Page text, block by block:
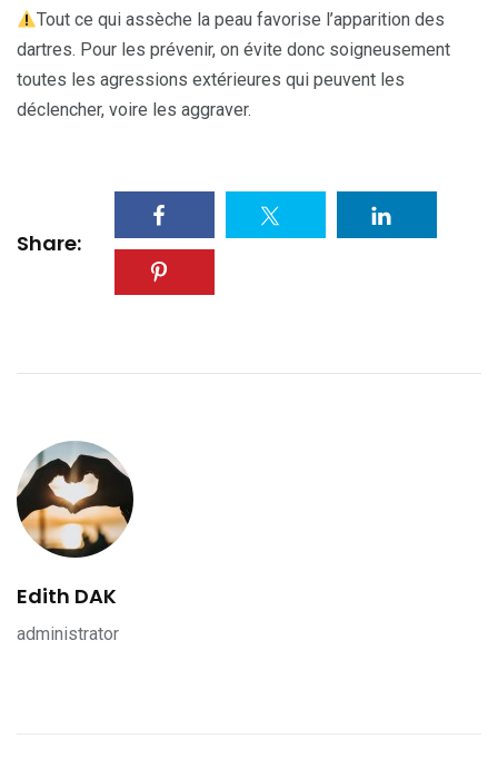
Tout ce qui assèche la peau favorise l’apparition des
dartres. Pour les prévenir, on évite donc soigneusement
toutes les agressions extérieures qui peuvent les
déclencher, voire les aggraver.
Share:
Edith DAK
administrator